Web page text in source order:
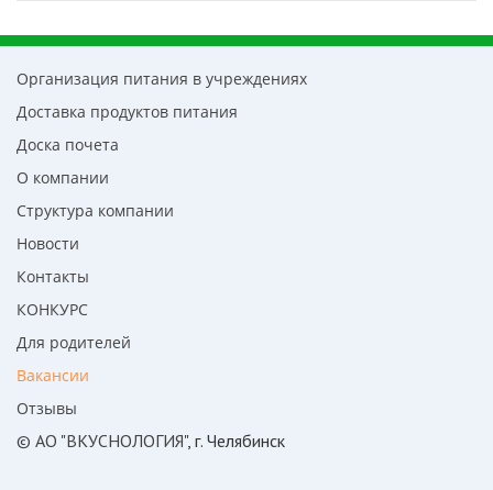
Организация питания в учреждениях
Доставка продуктов питания
Доска почета
О компании
Структура компании
Новости
Контакты
КОНКУРС
Для родителей
Вакансии
Отзывы
© АО "ВКУСНОЛОГИЯ", г. Челябинск